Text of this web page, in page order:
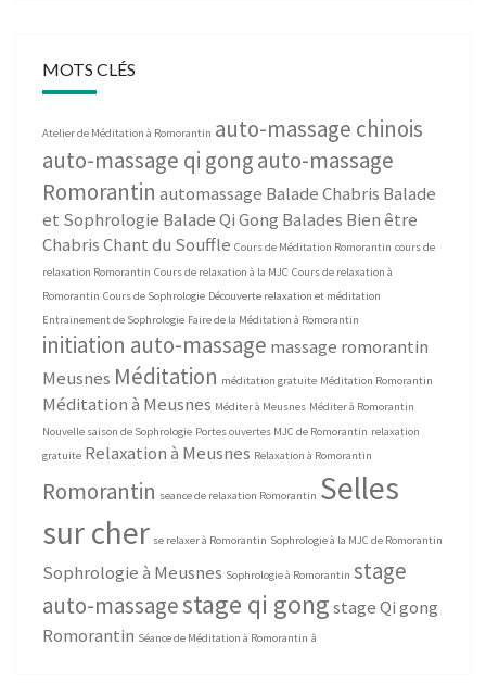
MOTS CLÉS
Atelier de Méditation à Romorantin auto-massage chinois
auto-massage qi gongauto-massage
Romorantin automassage Balade Chabris Balade
et Sophrologie Balade Qi Gong Balades Bien être
ChabrisChant du Souffle Cours de Méditation Romorantin cours de
relaxation Romorantin Cours de relaxation à la MJC Cours de relaxation à
Romorantin Cours de Sophrologie Découverte relaxation et méditation
Entrainement de Sophrologie Faire de la Méditation à Romorantin
initiation auto-massage massage romorantin
Meusnes Méditation méditation gratuite Méditation Romorantin
Méditation à Meusnes Méditer à Meusnes Méditer à Romorantin
Nouvelle saison de Sophrologie Portes ouvertes MJC de Romorantin relaxation
gratuite Relaxation à Meusnes Relaxation à Romorantin
Romorantin seance de relaxation Romorantin Selles
sur cher se relaxer à Romorantin Sophrologie à la MJC de Romorantin
Sophrologie à Meusnes Sophrologie à Romorantin stage
auto-massagestage qi gongstage Qi gong
Romorantin Séance de Méditation à Romorantin â